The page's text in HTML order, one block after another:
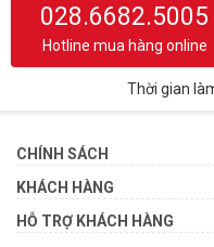
028.6682.5005
Hotline mua hàng online
Thời gian
CHÍNH SÁCH
KHÁCH HÀNG
HỖ TRỢ KHÁCH HÀNG